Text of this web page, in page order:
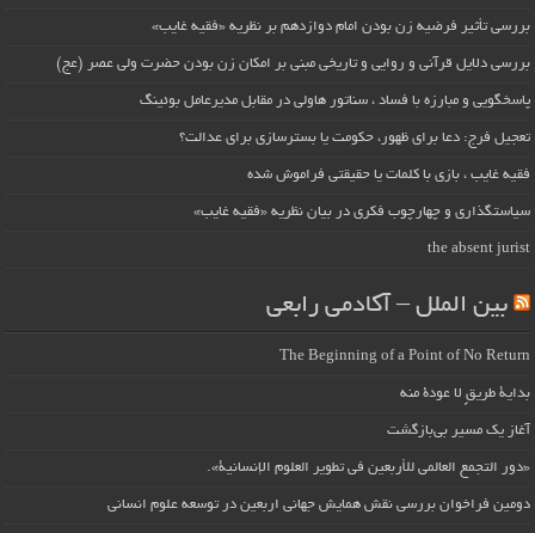
بررسی تأثیر فرضیه زن بودن امام دوازدهم بر نظریه «فقیه غایب»
بررسی دلایل قرآنی و روایی و تاریخی مبنی بر امکان زن بودن حضرت ولی عصر (عج)
پاسخگویی و مبارزه با فساد ، سناتور هاولی در مقابل مدیرعامل بوئینگ
تعجیل فرج: دعا برای ظهور، حکومت یا بسترسازی برای عدالت؟
فقیه غایب ، بازی با کلمات یا حقیقتی فراموش شده
سیاستگذاری و چهارچوب فکری در بیان نظریه «فقیه غایب»
the absent jurist
بین الملل – آکادمی رابعی
The Beginning of a Point of No Return
بداية طريقٍ لا عودة منه
آغاز یک مسیر بی‌بازگشت
«دور التجمع العالمي للأربعين في تطوير العلوم الإنسانية».
دومین فراخوان بررسی نقش همایش جهانی اربعین در توسعه علوم انسانی